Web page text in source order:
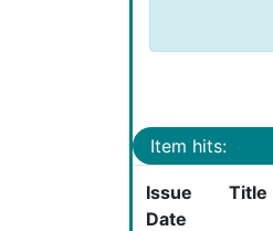
Item hits:
Issue
Date
Title